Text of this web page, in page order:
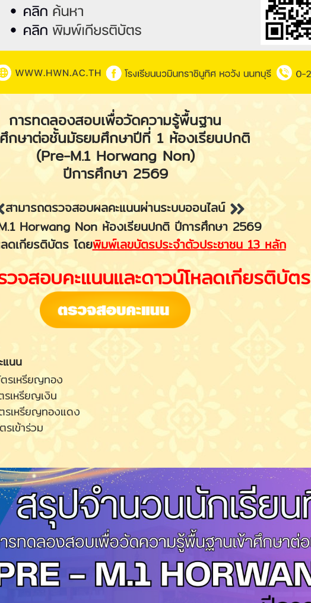
การทดลองสอบเพื่อวัดความรู้พื้นฐาน
ศึกษาต่อชั้นมัธยมศึกษาปีที่ 1 ห้องเรียนปกติ
(Pre-M.1 Horwang Non)
ปีการศึกษา 2569
สามารถตรวจสอบผลคะแนนผ่านระบบออนไลน์
Horwang Non ห้องเรียนปกติ ปีการศึกษา 2569
ดเกียรติบัตร โดยพิมพ์เลขบัตรประจำตัวประชาชน 13 หลัก
จสอบคะแนนและดาวน์โหลดเกียรติบัตร
นน
เหรียญทอง
หรียญเงิน
หรียญทองแดง
ข้าร่วม